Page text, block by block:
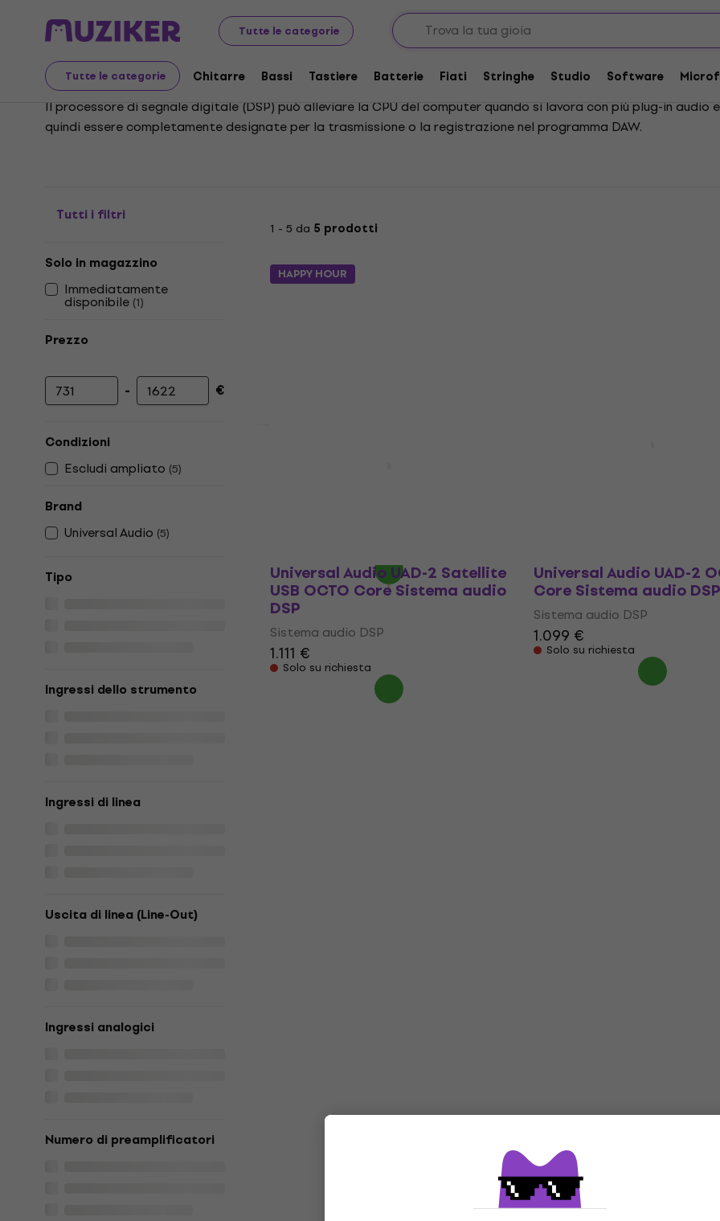
Tutte le categorie
Tutte le categorie Chitarre Bassi Tastiere Batterie Fiati Stringhe Studio Software
Strumenti musicali Studio Interfacce audio Sistemi audio DSP
Sistemi audio DSP
Il processore di segnale digitale (DSP) può alleviare la CPU del computer quando si lavora con più plug-in
quindi essere completamente designate per la trasmissione o la registrazione nel programma DAW.
Tutti i filtri
Solo in magazzino
Immediatamente
disponibile (1)
Prezzo
Prezzo minimo
- Prezzo massimo
€
Condizioni
Escludi ampliato (5)
Brand
Universal Audio (5)
Tipo
Ingressi dello strumento
Ingressi di linea
Uscita di linea (Line-Out)
Ingressi analogici
Numero di preamplificatori
1 - 5 da 5 prodotti
HAPPY HOUR
Universal Audio UAD-2 Satellite
USB OCTO Core Sistema audio
DSP
Sistema audio DSP
1.111 €
Solo su richiesta
Universal Audio UAD-2
Core Sistema audio DSP
Sistema audio DSP
1.099 €
Solo su richiesta